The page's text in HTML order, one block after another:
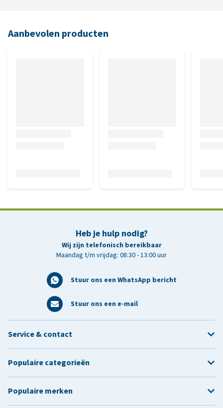
Aanbevolen producten
Heb je hulp nodig?
Wij zijn telefonisch bereikbaar
Maandag t/m vrijdag: 08:30 - 13:00 uur
Stuur ons een WhatsApp bericht
Stuur ons een e-mail
Service & contact
Populaire categorieën
Populaire merken